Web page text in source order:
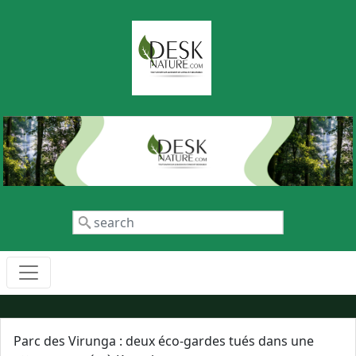
Parc des Virunga : deux éco-gardes tués dans une